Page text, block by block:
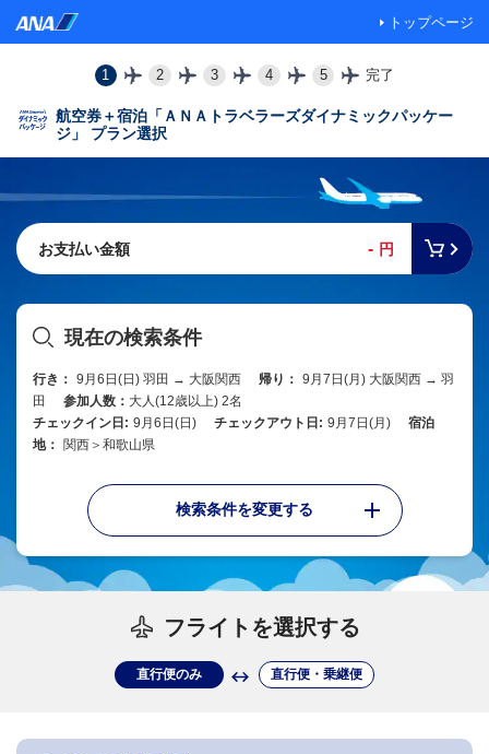
トップページ
1 2 3 4 5 完了
航空券＋宿泊「ＡＮＡトラベラーズダイナミックパッケー
ジ」 プラン選択
お支払い金額 - 円
現在の検索条件
行き： 9月6日(日) 羽田 → 大阪関西 帰り： 9月7日(月) 大阪関西 → 羽
田
参加人数： 大人(12歳以上) 2名
チェックイン日: 9月6日(日) チェックアウト日: 9月7日(月)
宿泊
地：
関西＞和歌山県
検索条件を変更する
フライトを選択する
直行便のみ 直行便・乗継便